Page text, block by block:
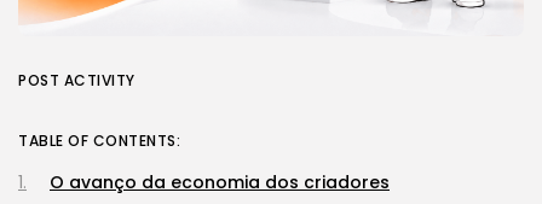
POST ACTIVITY
TABLE OF CONTENTS:
O avanço da economia dos criadores